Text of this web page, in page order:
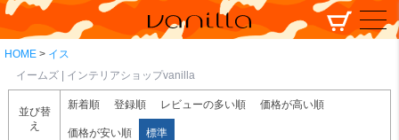
HOME
イス
イームズ | インテリアショップvanilla
並び替
え
新着順 登録順 レビューの多い順 価格が高い順
価格が安い順 標準